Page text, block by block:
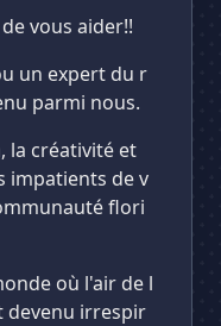
vous aider!!
un expert du r
parmi nous.
la créativité et
impatients de v
flori
où l'air de l
devenu irrespir